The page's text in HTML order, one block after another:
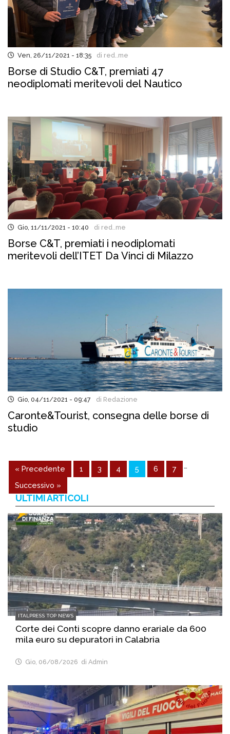
Ven, 26/11/2021 - 18:35 di red..me
Borse di Studio C&T, premiati 47
neodiplomati meritevoli del Nautico
Gio, 11/11/2021 - 10:40 di red..me
Borse C&T, premiati i neodiplomati
meritevoli dell’ITET Da Vinci di Milazzo
Gio, 04/11/2021 - 09:47 di Redazione
Caronte&Tourist, consegna delle borse di
studio
« Precedente 1 …
3 4 5 6
7
Successivo »
ULTIMI ARTICOLI
ITALPRESS TOP NEWS
Corte dei Conti scopre danno erariale da 600
mila euro su depuratori in Calabria
Gio, 06/08/2026 di Admin